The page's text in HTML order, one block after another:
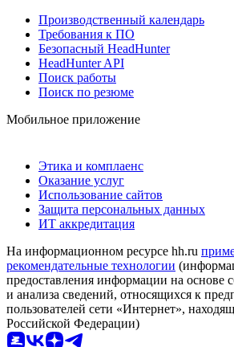
Производственный календарь
Требования к ПО
Безопасный HeadHunter
HeadHunter API
Поиск работы
Поиск по резюме
Мобильное приложение
Этика и комплаенс
Оказание услуг
Использование сайтов
Защита персональных данных
ИТ аккредитация
На информационном ресурсе hh.ru
рекомендательные технологии
предоставления информации на основе
и анализа сведений, относящихся к
пользователей сети «Интернет»,
Российской Федерации)